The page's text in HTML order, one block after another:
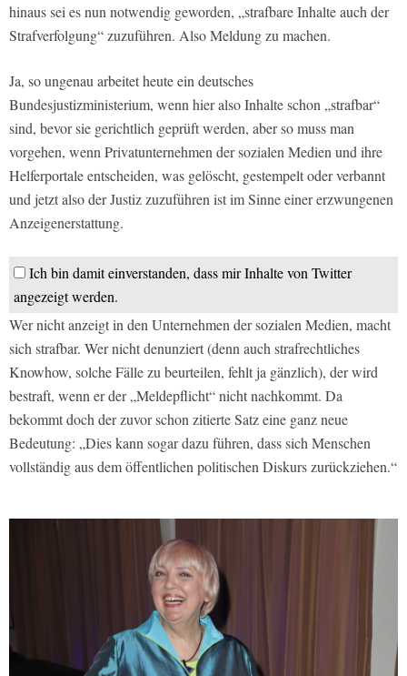
hinaus sei es nun notwendig geworden, „strafbare Inhalte auch der
Strafverfolgung“ zuzuführen. Also Meldung zu machen.
Ja, so ungenau arbeitet heute ein deutsches
Bundesjustizministerium, wenn hier also Inhalte schon „strafbar“
sind, bevor sie gerichtlich geprüft werden, aber so muss man
vorgehen, wenn Privatunternehmen der sozialen Medien und ihre
Helferportale entscheiden, was gelöscht, gestempelt oder verbannt
und jetzt also der Justiz zuzuführen ist im Sinne einer erzwungenen
Anzeigenerstattung.
Ich bin damit einverstanden, dass mir Inhalte von Twitter
angezeigt werden.
Wer nicht anzeigt in den Unternehmen der sozialen Medien, macht
sich strafbar. Wer nicht denunziert (denn auch strafrechtliches
Knowhow, solche Fälle zu beurteilen, fehlt ja gänzlich), der wird
bestraft, wenn er der „Meldepflicht“ nicht nachkommt. Da
bekommt doch der zuvor schon zitierte Satz eine ganz neue
Bedeutung: „Dies kann sogar dazu führen, dass sich Menschen
vollständig aus dem öffentlichen politischen Diskurs zurückziehen.“